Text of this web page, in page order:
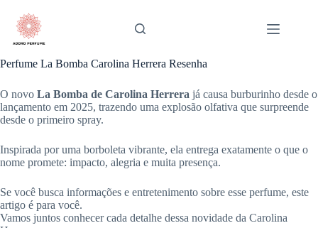
para
conteúdo
Perfume La Bomba Carolina Herrera Resenha
O novo La Bomba de Carolina Herrera já causa burburinho desde o
lançamento em 2025, trazendo uma explosão olfativa que surpreende
desde o primeiro spray.
Inspirada por uma borboleta vibrante, ela entrega exatamente o que o
nome promete: impacto, alegria e muita presença.
Se você busca informações e entretenimento sobre esse perfume, este
artigo é para você.
Vamos juntos conhecer cada detalhe dessa novidade da Carolina